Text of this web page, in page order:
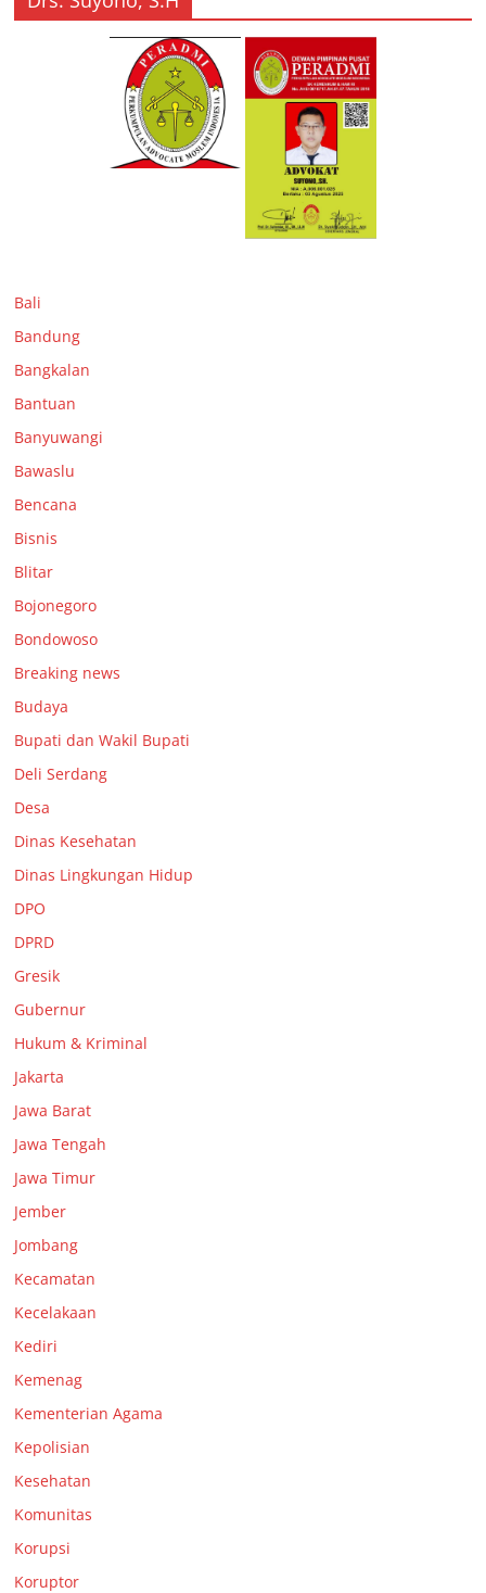
Bali
Bandung
Bangkalan
Bantuan
Banyuwangi
Bawaslu
Bencana
Bisnis
Blitar
Bojonegoro
Bondowoso
Breaking news
Budaya
Bupati dan Wakil Bupati
Deli Serdang
Desa
Dinas Kesehatan
Dinas Lingkungan Hidup
DPO
DPRD
Gresik
Gubernur
Hukum & Kriminal
Jakarta
Jawa Barat
Jawa Tengah
Jawa Timur
Jember
Jombang
Kecamatan
Kecelakaan
Kediri
Kemenag
Kementerian Agama
Kepolisian
Kesehatan
Komunitas
Korupsi
Koruptor